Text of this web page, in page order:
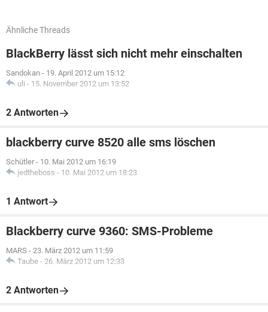
Ähnliche Threads
BlackBerry lässt sich nicht mehr einschalten
Sandokan - 19. April 2012 um 15:12
uli - 15. November 2012 um 13:52
2 Antworten
blackberry curve 8520 alle sms löschen
Schütler - 10. Mai 2012 um 16:19
jedtheboss - 10. Mai 2012 um 18:23
1 Antwort
Blackberry curve 9360: SMS-Probleme
MARS - 23. März 2012 um 11:59
Taube - 26. März 2012 um 12:33
2 Antworten